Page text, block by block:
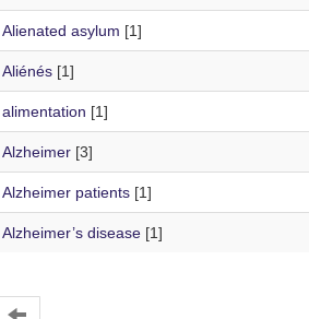
Alienated asylum [1]
Aliénés[1]
alimentation [1]
Alzheimer[3]
Alzheimer patients[1]
Alzheimer’s disease[1]